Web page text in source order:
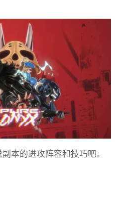
本的进攻阵容和技巧吧。